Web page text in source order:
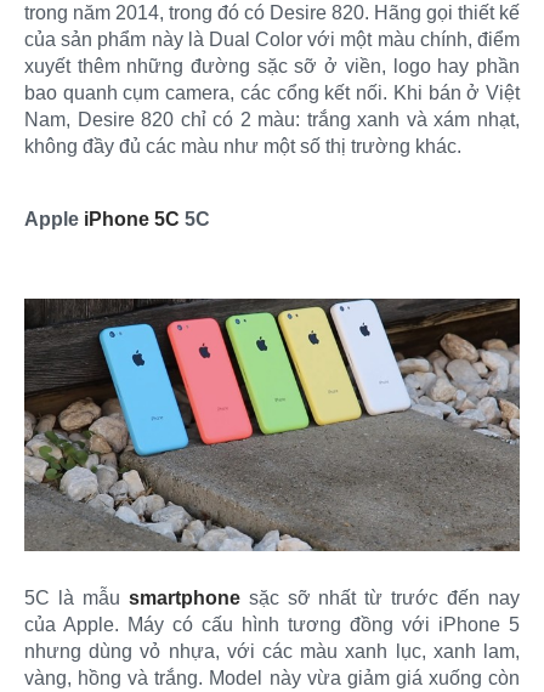
trong năm 2014, trong đó có Desire 820. Hãng gọi thiết kế
của sản phẩm này là Dual Color với một màu chính, điểm
xuyết thêm những đường sặc sỡ ở viền, logo hay phần
bao quanh cụm camera, các cổng kết nối. Khi bán ở Việt
Nam, Desire 820 chỉ có 2 màu: trắng xanh và xám nhạt,
không đầy đủ các màu như một số thị trường khác.
Apple iPhone 5C 5C
5C là mẫu smartphonesặc sỡ nhất từ trước đến nay
của Apple. Máy có cấu hình tương đồng với iPhone 5
nhưng dùng vỏ nhựa, với các màu xanh lục, xanh lam,
vàng, hồng và trắng. Model này vừa giảm giá xuống còn